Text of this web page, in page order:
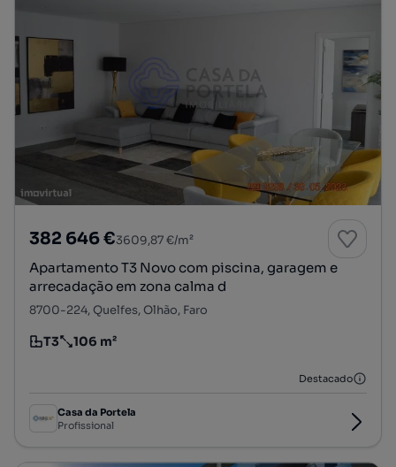
382 646 €3609,87 €/m²
Apartamento T3 Novo com piscina, garagem e
arrecadação em zona calma d
8700-224, Quelfes, Olhão, Faro
Tipologia
T3
Preço por metro quadrado
106 m²
Destacado
Casa da Portela
Profissional